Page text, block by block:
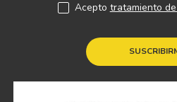
Acepto tratamiento